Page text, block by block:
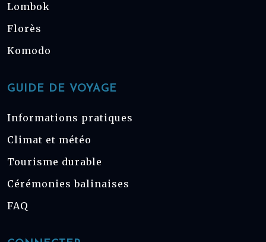
Lombok
Florès
Komodo
GUIDE DE VOYAGE
Informations pratiques
Climat et météo
Tourisme durable
Cérémonies balinaises
FAQ